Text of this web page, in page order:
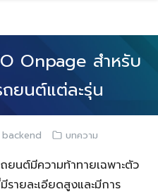
Onpage สำหรับ
ยนต์แต่ละรุ่น
backend บทความ
ยนต์มีความท้าทายเฉพาะตัว
รายละเอียดสูงและมีการ